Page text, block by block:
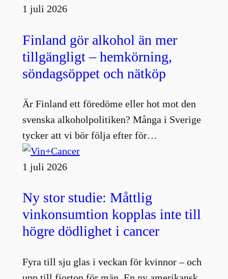
1 juli 2026
Finland gör alkohol än mer
tillgängligt – hemkörning,
söndagsöppet och nätköp
Är Finland ett föredöme eller hot mot den
svenska alkoholpolitiken? Många i Sverige
tycker att vi bör följa efter för…
1 juli 2026
Ny stor studie: Måttlig
vinkonsumtion kopplas inte till
högre dödlighet i cancer
Fyra till sju glas i veckan för kvinnor – och